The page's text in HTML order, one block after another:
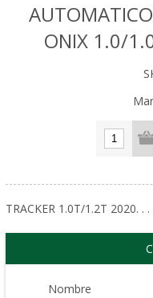
ONIX 1.0/
TRACKER 1.0T/1.2T 2020. .
Nombre